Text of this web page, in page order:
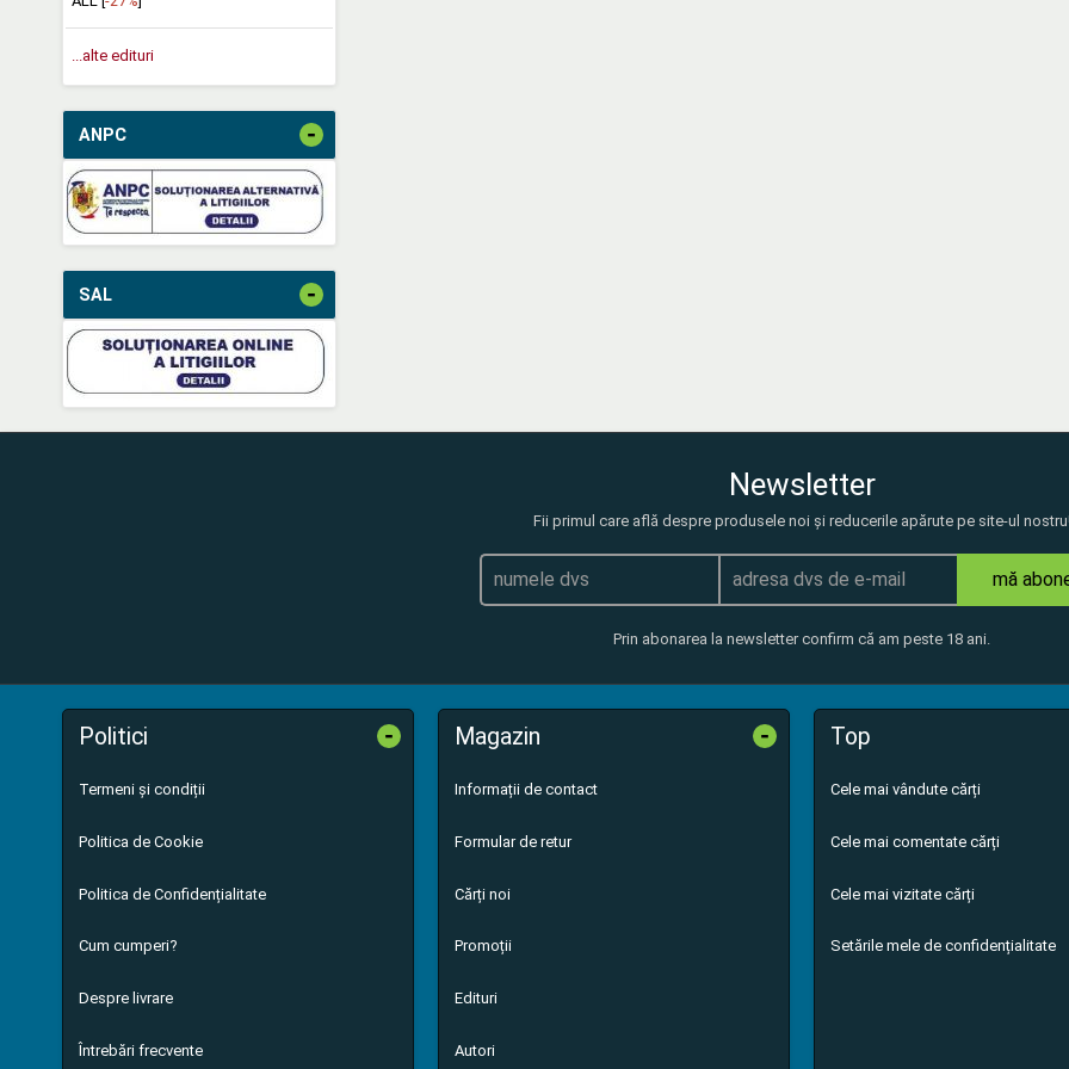
...alte edituri
ANPC -
SAL -
Newsletter
Fii primul care află despre produsele noi și reducerile apărute pe site-ul
mă
Prin abonarea la newsletter confirm că am peste 18 ani.
Politici -
Termeni și condiții
Politica de Cookie
Politica de Confidențialitate
Cum cumperi?
Despre livrare
Întrebări frecvente
Magazin -
Informații de contact
Formular de retur
Cărți noi
Promoții
Edituri
Autori
Top
Cele mai vândute cărți
Cele mai comentate cărți
Cele mai vizitate cărți
Setările mele de confidențialitate